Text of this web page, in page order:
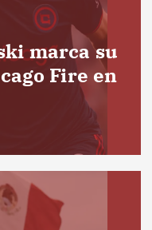
marca su
Fire en